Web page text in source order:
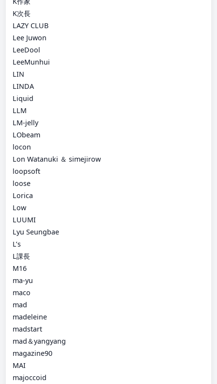
K次長
LAZY CLUB
Lee Juwon
LeeDool
LeeMunhui
LIN
LINDA
Liquid
LLM
LM-jelly
LObeam
locon
Lon Watanuki ＆ simejirow
loopsoft
loose
Lorica
Low
LUUMI
Lyu Seungbae
L’s
L課長
M16
ma-yu
maco
mad
madeleine
madstart
mad＆yangyang
magazine90
MAI
majoccoid